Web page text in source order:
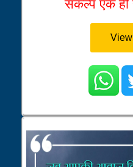
संकल्प एक